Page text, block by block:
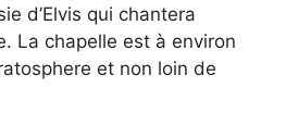
d’Elvis qui chantera
La chapelle est à environ
et non loin de